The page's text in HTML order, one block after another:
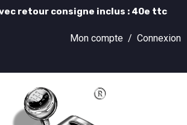
retour consigne inclus : 40e ttc
Mon compte / Connexion